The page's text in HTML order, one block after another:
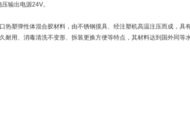
输出电源24V。
热塑弹性体混合胶材料，由不锈钢摸具、经注塑机高温注压而成，具
耐用、消毒清洗不变形、拆装更换方便等特点，其材料达到国外同等水